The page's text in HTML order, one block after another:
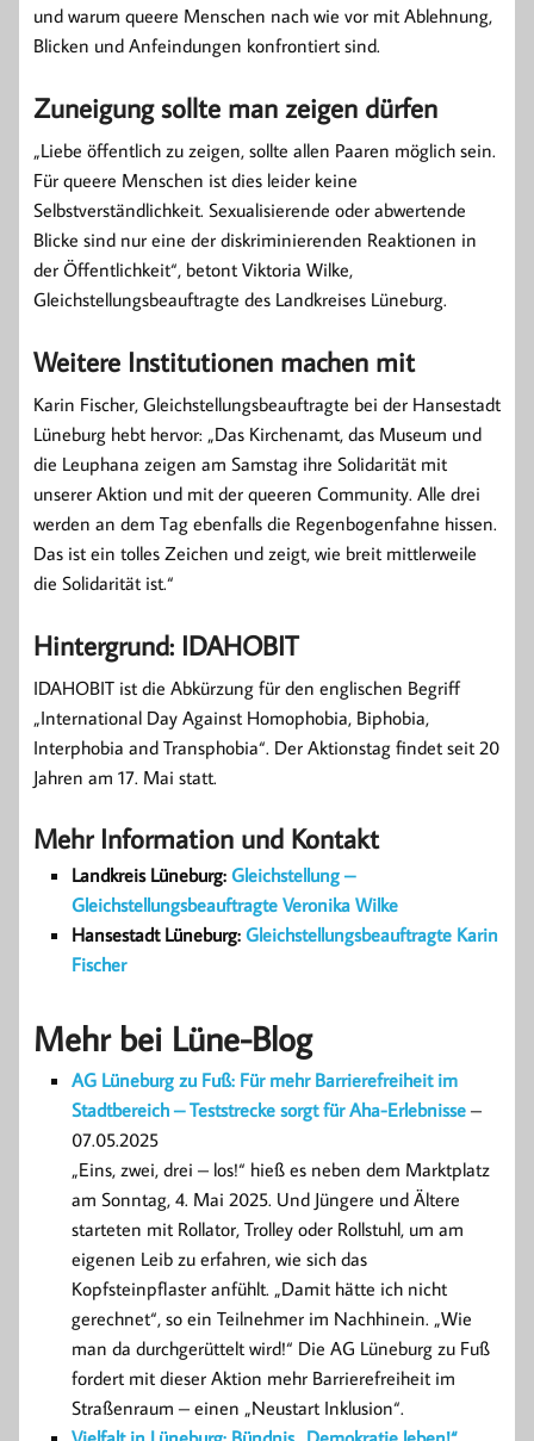
und warum queere Menschen nach wie vor mit Ablehnung,
Blicken und Anfeindungen konfrontiert sind.
Zuneigung sollte man zeigen dürfen
„Liebe öffentlich zu zeigen, sollte allen Paaren möglich sein.
Für queere Menschen ist dies leider keine
Selbstverständlichkeit. Sexualisierende oder abwertende
Blicke sind nur eine der diskriminierenden Reaktionen in
der Öffentlichkeit“, betont Viktoria Wilke,
Gleichstellungsbeauftragte des Landkreises Lüneburg.
Weitere Institutionen machen mit
Karin Fischer, Gleichstellungsbeauftragte bei der Hansestadt
Lüneburg hebt hervor: „Das Kirchenamt, das Museum und
die Leuphana zeigen am Samstag ihre Solidarität mit
unserer Aktion und mit der queeren Community. Alle drei
werden an dem Tag ebenfalls die Regenbogenfahne hissen.
Das ist ein tolles Zeichen und zeigt, wie breit mittlerweile
die Solidarität ist.“
Hintergrund: IDAHOBIT
IDAHOBIT ist die Abkürzung für den englischen Begriff
„International Day Against Homophobia, Biphobia,
Interphobia and Transphobia“. Der Aktionstag findet seit 20
Jahren am 17. Mai statt.
Mehr Information und Kontakt
Landkreis Lüneburg: Gleichstellung –
Gleichstellungsbeauftragte Veronika Wilke
Hansestadt Lüneburg: Gleichstellungsbeauftragte Karin
Fischer
Mehr bei Lüne-Blog
AG Lüneburg zu Fuß: Für mehr Barrierefreiheit im
Stadtbereich – Teststrecke sorgt für Aha-Erlebnisse –
07.05.2025
„Eins, zwei, drei – los!“ hieß es neben dem Marktplatz
am Sonntag, 4. Mai 2025. Und Jüngere und Ältere
starteten mit Rollator, Trolley oder Rollstuhl, um am
eigenen Leib zu erfahren, wie sich das
Kopfsteinpflaster anfühlt. „Damit hätte ich nicht
gerechnet“, so ein Teilnehmer im Nachhinein. „Wie
man da durchgerüttelt wird!“ Die AG Lüneburg zu Fuß
fordert mit dieser Aktion mehr Barrierefreiheit im
Straßenraum – einen „Neustart Inklusion“.